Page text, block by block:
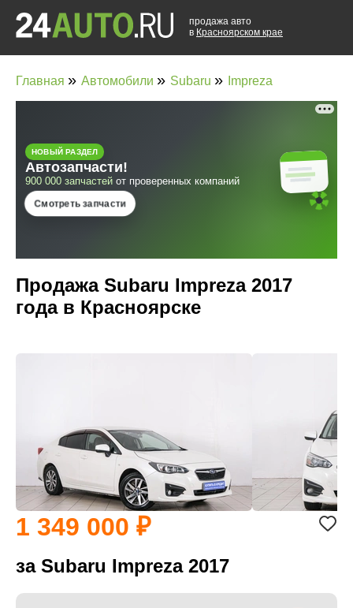
продажа авто
в Красноярском крае
Главная » Автомобили » Subaru » Impreza
Продажа Subaru Impreza 2017
года в Красноярске
1 349 000
за Subaru Impreza 2017